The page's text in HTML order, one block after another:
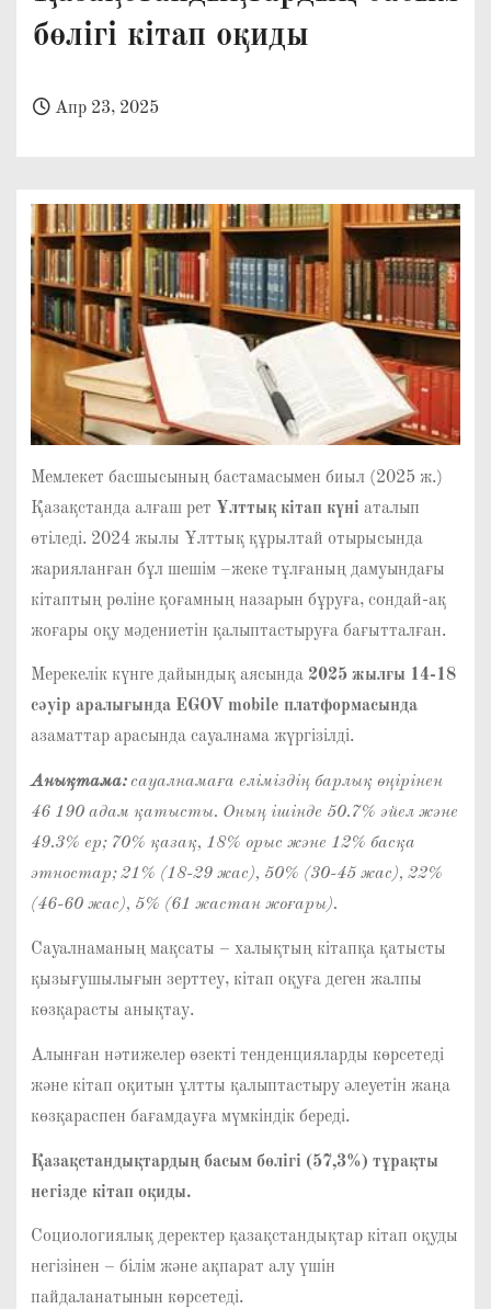
бөлігі кітап оқиды
Апр 23, 2025
Мемлекет басшысының бастамасымен биыл (2025 ж.)
Қазақстанда алғаш рет Ұлттық кітап күні аталып
өтіледі. 2024 жылы Ұлттық құрылтай отырысында
жарияланған бұл шешім –жеке тұлғаның дамуындағы
кітаптың рөліне қоғамның назарын бұруға, сондай-ақ
жоғары оқу мәдениетін қалыптастыруға бағытталған.
Мерекелік күнге дайындық аясында 2025 жылғы 14-18
сәуір аралығында EGOV mobile платформасында
азаматтар арасында сауалнама жүргізілді.
Анықтама:сауалнамаға еліміздің барлық өңірінен
46 190 адам қатысты. Оның ішінде 50.7% әйел және
49.3% ер; 70% қазақ, 18% орыс және 12% басқа
этностар; 21% (18-29 жас), 50% (30-45 жас), 22%
(46-60 жас), 5% (61 жастан жоғары).
Сауалнаманың мақсаты – халықтың кітапқа қатысты
қызығушылығын зерттеу, кітап оқуға деген жалпы
көзқарасты анықтау.
Алынған нәтижелер өзекті тенденцияларды көрсетеді
және кітап оқитын ұлтты қалыптастыру әлеуетін жаңа
көзқараспен бағамдауға мүмкіндік береді.
Қазақстандықтардыңбасым бөлігі (57,3%) тұрақты
негізде кітап оқиды.
Социологиялық деректер қазақстандықтар кітап оқуды
негізінен – білім және ақпарат алу үшін
пайдаланатынын көрсетеді.